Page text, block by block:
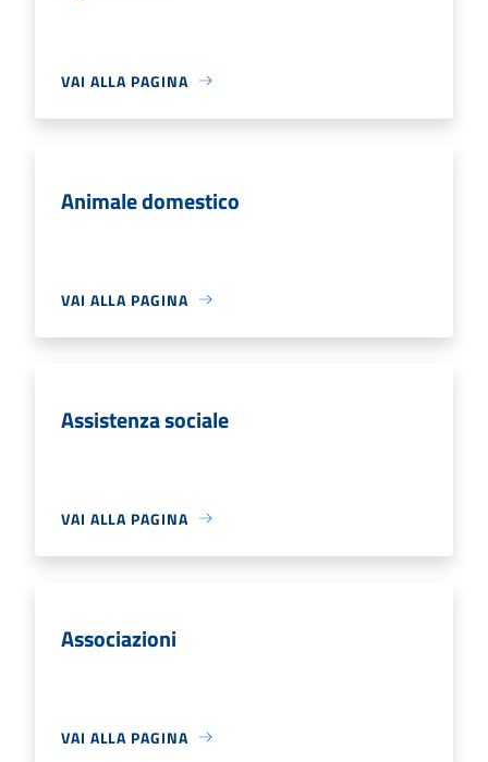
VAI ALLA PAGINA
Animale domestico
VAI ALLA PAGINA
Assistenza sociale
VAI ALLA PAGINA
Associazioni
VAI ALLA PAGINA